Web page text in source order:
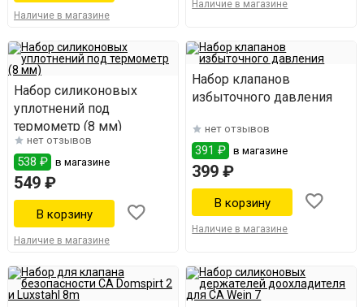
Наличие в магазине
Наличие в магазине
Набор силиконовых
уплотнений под
термометр (8 мм)
нет отзывов
538 ₽ в магазине
549 ₽
Наличие в магазине
Набор клапанов
избыточного давления
нет отзывов
391 ₽ в магазине
399 ₽
Наличие в магазине